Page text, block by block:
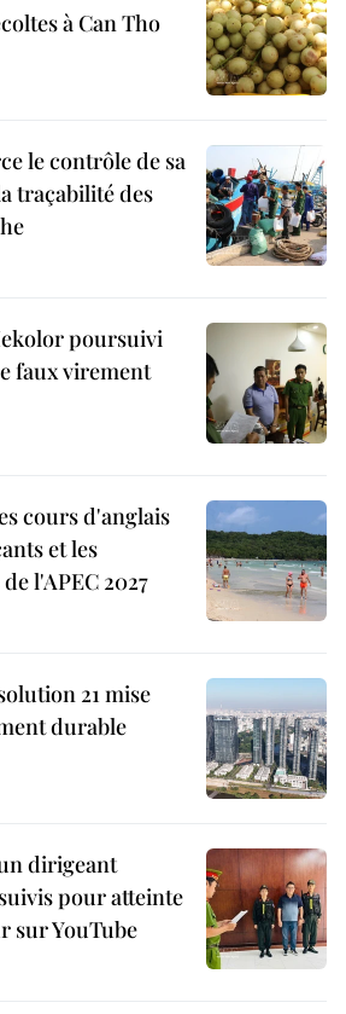
à Can Tho
le contrôle de sa
traçabilité des
poursuivi
faux virement
cours d'anglais
et les
l'APEC 2027
21 mise
durable
dirigeant
pour atteinte
sur YouTube